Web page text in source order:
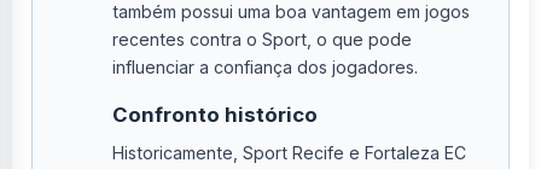
também possui uma boa vantagem em jogos
recentes contra o Sport, o que pode
influenciar a confiança dos jogadores.
Confronto histórico
Historicamente, Sport Recife e Fortaleza EC